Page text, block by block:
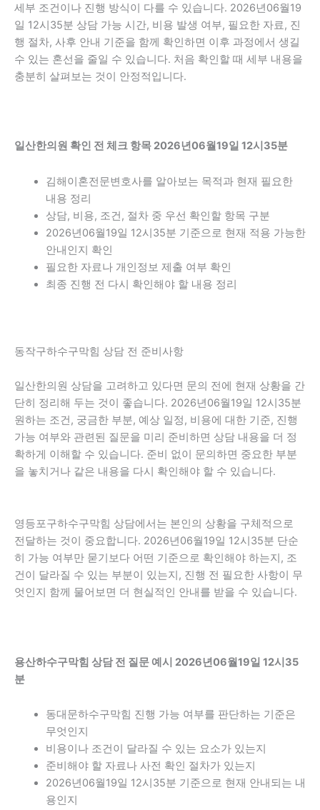
세부 조건이나 진행 방식이 다를 수 있습니다. 2026년06월19
일 12시35분 상담 가능 시간, 비용 발생 여부, 필요한 자료, 진
행 절차, 사후 안내 기준을 함께 확인하면 이후 과정에서 생길
수 있는 혼선을 줄일 수 있습니다. 처음 확인할 때 세부 내용을
충분히 살펴보는 것이 안정적입니다.
일산한의원 확인 전 체크 항목 2026년06월19일 12시35분
김해이혼전문변호사를 알아보는 목적과 현재 필요한
내용 정리
상담, 비용, 조건, 절차 중 우선 확인할 항목 구분
2026년06월19일 12시35분 기준으로 현재 적용 가능한
안내인지 확인
필요한 자료나 개인정보 제출 여부 확인
최종 진행 전 다시 확인해야 할 내용 정리
동작구하수구막힘 상담 전 준비사항
일산한의원 상담을 고려하고 있다면 문의 전에 현재 상황을 간
단히 정리해 두는 것이 좋습니다. 2026년06월19일 12시35분
원하는 조건, 궁금한 부분, 예상 일정, 비용에 대한 기준, 진행
가능 여부와 관련된 질문을 미리 준비하면 상담 내용을 더 정
확하게 이해할 수 있습니다. 준비 없이 문의하면 중요한 부분
을 놓치거나 같은 내용을 다시 확인해야 할 수 있습니다.
영등포구하수구막힘 상담에서는 본인의 상황을 구체적으로
전달하는 것이 중요합니다. 2026년06월19일 12시35분 단순
히 가능 여부만 묻기보다 어떤 기준으로 확인해야 하는지, 조
건이 달라질 수 있는 부분이 있는지, 진행 전 필요한 사항이 무
엇인지 함께 물어보면 더 현실적인 안내를 받을 수 있습니다.
용산하수구막힘 상담 전 질문 예시 2026년06월19일 12시35
분
동대문하수구막힘 진행 가능 여부를 판단하는 기준은
무엇인지
비용이나 조건이 달라질 수 있는 요소가 있는지
준비해야 할 자료나 사전 확인 절차가 있는지
2026년06월19일 12시35분 기준으로 현재 안내되는 내
용인지